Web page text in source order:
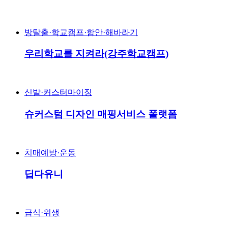
방탈출·학교캠프·함안·해바라기
우리학교를 지켜라(강주학교캠프)
신발·커스터마이징
슈커스텀 디자인 매핑서비스 폴랫폼
치매예방·운동
딥다유니
급식·위생